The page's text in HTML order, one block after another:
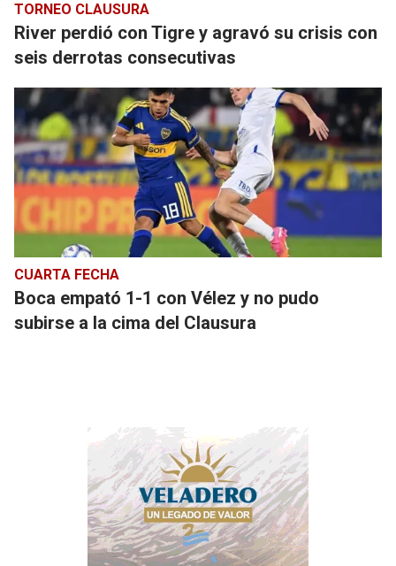
TORNEO CLAUSURA
River perdió con Tigre y agravó su crisis con
seis derrotas consecutivas
CUARTA FECHA
Boca empató 1-1 con Vélez y no pudo
subirse a la cima del Clausura